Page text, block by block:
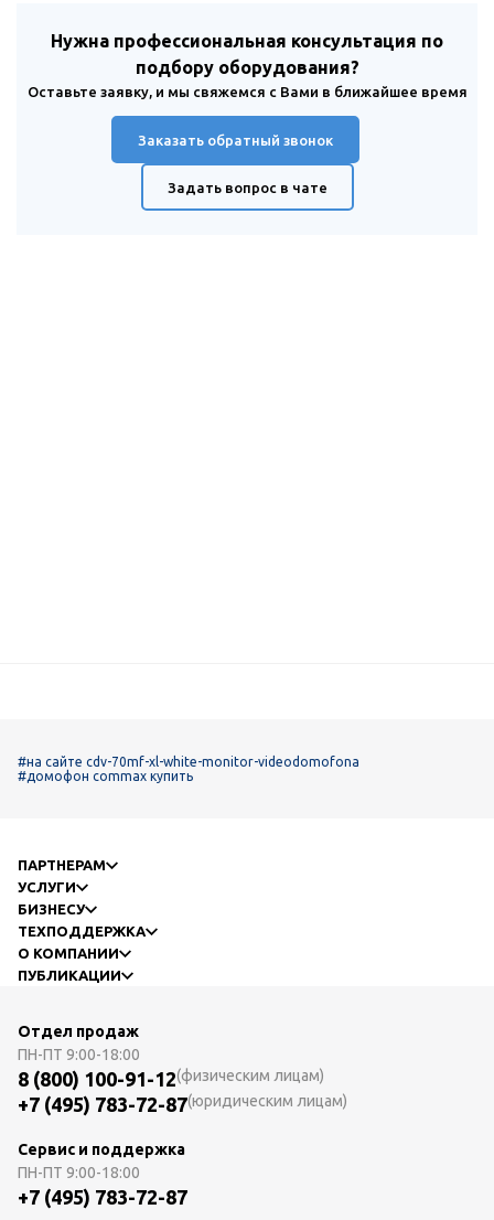
Нужна профессиональная консультация по
подбору оборудования?
Оставьте заявку, и мы свяжемся с Вами в ближайшее время
Заказать обратный звонок
Задать вопрос в чате
#на сайте cdv-70mf-xl-white-monitor-videodomofona
#домофон commax купить
ПАРТНЕРАМ
УСЛУГИ
БИЗНЕСУ
ТЕХПОДДЕРЖКА
О КОМПАНИИ
ПУБЛИКАЦИИ
Отдел продаж
ПН-ПТ 9:00-18:00
8 (800) 100-91-12(физическим лицам)
+7 (495) 783-72-87(юридическим лицам)
Сервис и поддержка
ПН-ПТ 9:00-18:00
+7 (495) 783-72-87